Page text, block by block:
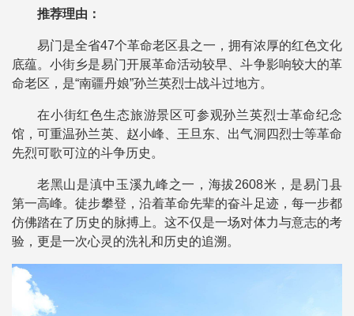
推荐理由：
易门是全省47个革命老区县之一，拥有浓厚的红色文化
底蕴。小街乡是易门开展革命活动较早、斗争影响较大的革
命老区，是“南疆丹娘”孙兰英烈士战斗过地方。
在小街红色生态旅游景区可参观孙兰英烈士革命纪念
馆，可重温孙兰英、赵小峰、王旦东、出气洞四烈士等革命
先烈可歌可泣的斗争历史。
老黑山是滇中玉溪九峰之一，海拔2608米，是易门县
第一高峰。徒步攀登，沿着革命先辈的奋斗足迹，每一步都
仿佛踏在了历史的脉搏上。这不仅是一场对体力与意志的考
验，更是一次心灵的洗礼和历史的追溯。